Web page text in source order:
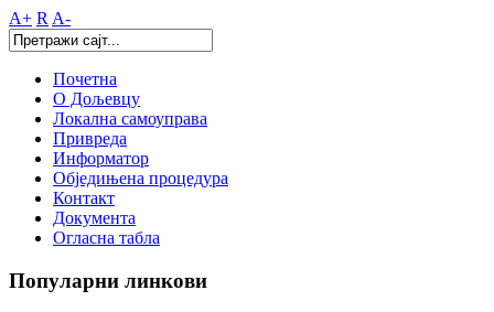
A+ R A-
Почетна
О Дољевцу
Локална самоуправа
Привреда
Информатор
Обједињена процедура
Контакт
Документа
Огласна табла
Популарни линкови